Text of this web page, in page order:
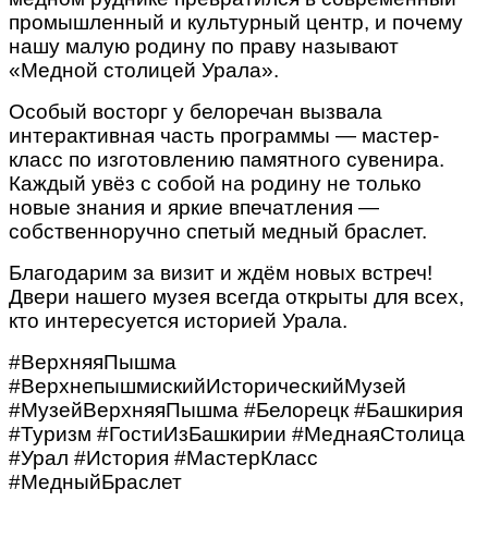
промышленный и культурный центр, и почему
нашу малую родину по праву называют
«Медной столицей Урала».
Особый восторг у белоречан вызвала
интерактивная часть программы — мастер-
класс по изготовлению памятного сувенира.
Каждый увёз с собой на родину не только
новые знания и яркие впечатления —
собственноручно спетый медный браслет.
Благодарим за визит и ждём новых встреч!
Двери нашего музея всегда открыты для всех,
кто интересуется историей Урала.
#ВерхняяПышма
#ВерхнепышмискийИсторическийМузей
#МузейВерхняяПышма #Белорецк #Башкирия
#Туризм #ГостиИзБашкирии #МеднаяСтолица
#Урал #История #МастерКласс
#МедныйБраслет